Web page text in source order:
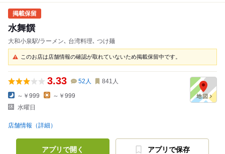
水舞饌
大和小泉駅/ラーメン､ 台湾料理､ つけ麺
このお店は店舗情報の確認が取れていないため掲載保留中です。
3.33 52 人 841 人
～￥999
～￥999
水曜日
店舗情報（詳細）
アプリで開く アプリで保存